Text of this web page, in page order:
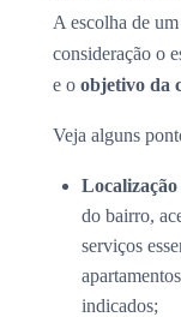
A escolha de
consideração o
e o objetivo da
Veja alguns
do bairro,
serviços
indicados;